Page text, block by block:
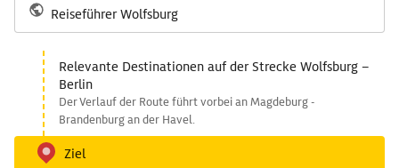
Reiseführer Wolfsburg
Relevante Destinationen auf der Strecke Wolfsburg –
Berlin
Der Verlauf der Route führt vorbei an Magdeburg -
Brandenburg an der Havel.
Ziel